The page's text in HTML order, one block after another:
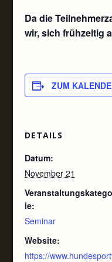
Da die
wir, sich frühzeitig
ZUM
DETAILS
Datum:
November 21
ie:
Seminar
Website:
https://